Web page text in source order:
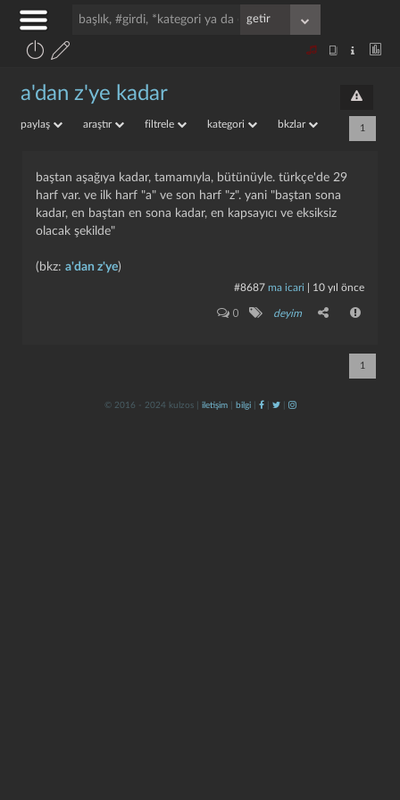
a'dan z'ye kadar
paylaş araştır filtrele kategori bkzlar 1
baştan aşağıya kadar, tamamıyla, bütünüyle. türkçe'de 29
harf var. ve ilk harf "a" ve son harf "z". yani "baştan sona
kadar, en baştan en sona kadar, en kapsayıcı ve eksiksiz
olacak şekilde"
(bkz: a'dan z'ye)
#8687 ma icari 10 yıl önce
0 deyim
1
© 2016 - 2024 kulzos | iletişim| bilgi| | |